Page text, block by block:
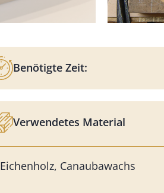
Benötigte Zeit:
Verwendetes Material
Eichenholz, Canaubawachs